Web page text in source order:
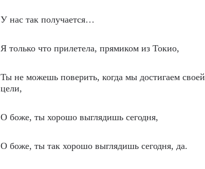
У нас так получается…
Я только что прилетела, прямиком из Токио,
Ты не можешь поверить, когда мы достигаем своей
цели,
О боже, ты хорошо выглядишь сегодня,
О боже, ты так хорошо выглядишь сегодня, да.